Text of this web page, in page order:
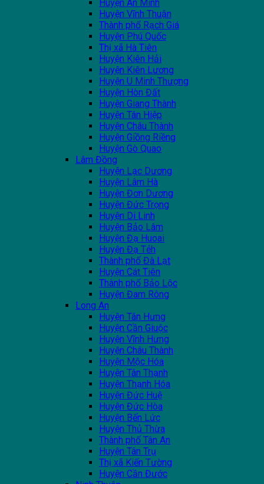
Huyện An Minh
Huyện Vĩnh Thuận
Thành phổ Rạch Giá
Huyện Phú Quốc
Thị xã Hà Tiên
Huyện Kiên Hải
Huyện Kiên Lương
Huyện U Minh Thượng
Huyện Hòn Đất
Huyện Giang Thành
Huyện Tân Hiệp
Huyện Châu Thành
Huyện Giồng Riềng
Huyện Gò Quao
Lâm Đồng
Huyện Lạc Dương
Huyện Lâm Hà
Huyện Đơn Dương
Huyện Đức Trọng
Huyện Di Linh
Huyện Bảo Lâm
Huyện Đạ Huoai
Huyện Đạ Tẻh
Thành phố Đà Lạt
Huyện Cát Tiên
Thành phố Bảo Lộc
Huyện Đam Rông
Long An
Huyện Tân Hưng
Huyện Cần Giuộc
Huyện Vĩnh Hưng
Huyện Châu Thành
Huyện Mộc Hóa
Huyện Tân Thạnh
Huyện Thạnh Hóa
Huyện Đức Huệ
Huyện Đức Hòa
Huyện Bến Lức
Huyện Thủ Thừa
Thành phố Tân An
Huyện Tân Trụ
Thị xã Kiến Tường
Huyện Cần Đước